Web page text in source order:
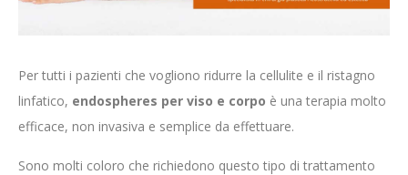
Per tutti i pazienti che vogliono ridurre la cellulite e il ristagno
linfatico, endospheres per viso e corpo è una terapia molto
efficace, non invasiva e semplice da effettuare.
Sono molti coloro che richiedono questo tipo di trattamento